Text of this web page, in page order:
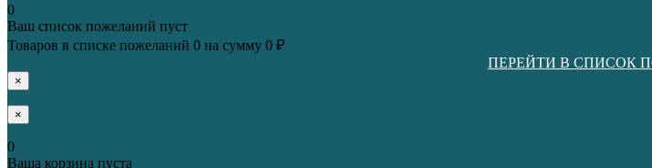
0
Ваш список пожеланий пуст
Товаров в списке пожеланий 0 на сумму 0 ₽
ПЕРЕЙТИ В СПИСОК
×
×
0
Ваша корзина пуста